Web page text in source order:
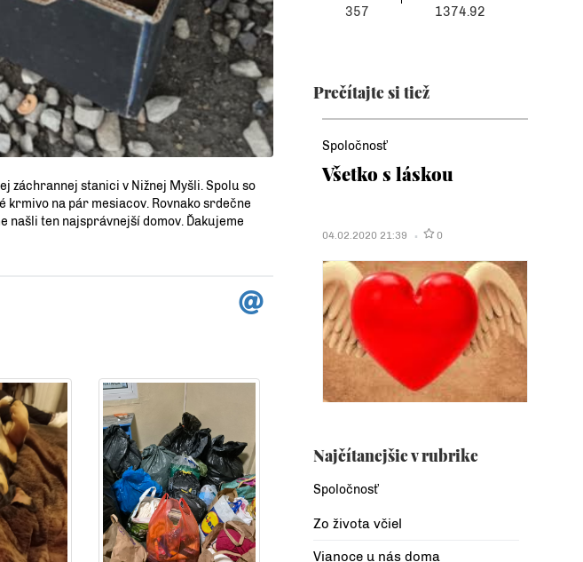
záchrannej stanici v Nižnej Myšli. Spolu so
na pár mesiacov. Rovnako srdečne
našli ten najsprávnejší domov. Ďakujeme
357
1374.92
Prečítajte si tiež
Spoločnosť
Všetko s láskou
04.02.2020 21:39 0
Najčítanejšie v rubrike
Spoločnosť
Zo života včiel
Vianoce u nás doma